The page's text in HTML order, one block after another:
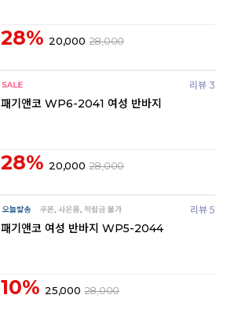
28% 20,000 28,000
리뷰 3
패기앤코 WP6-2041 여성 반바지
28% 20,000 28,000
리뷰 5
패기앤코 여성 반바지 WP5-2044
10% 25,000 28,000